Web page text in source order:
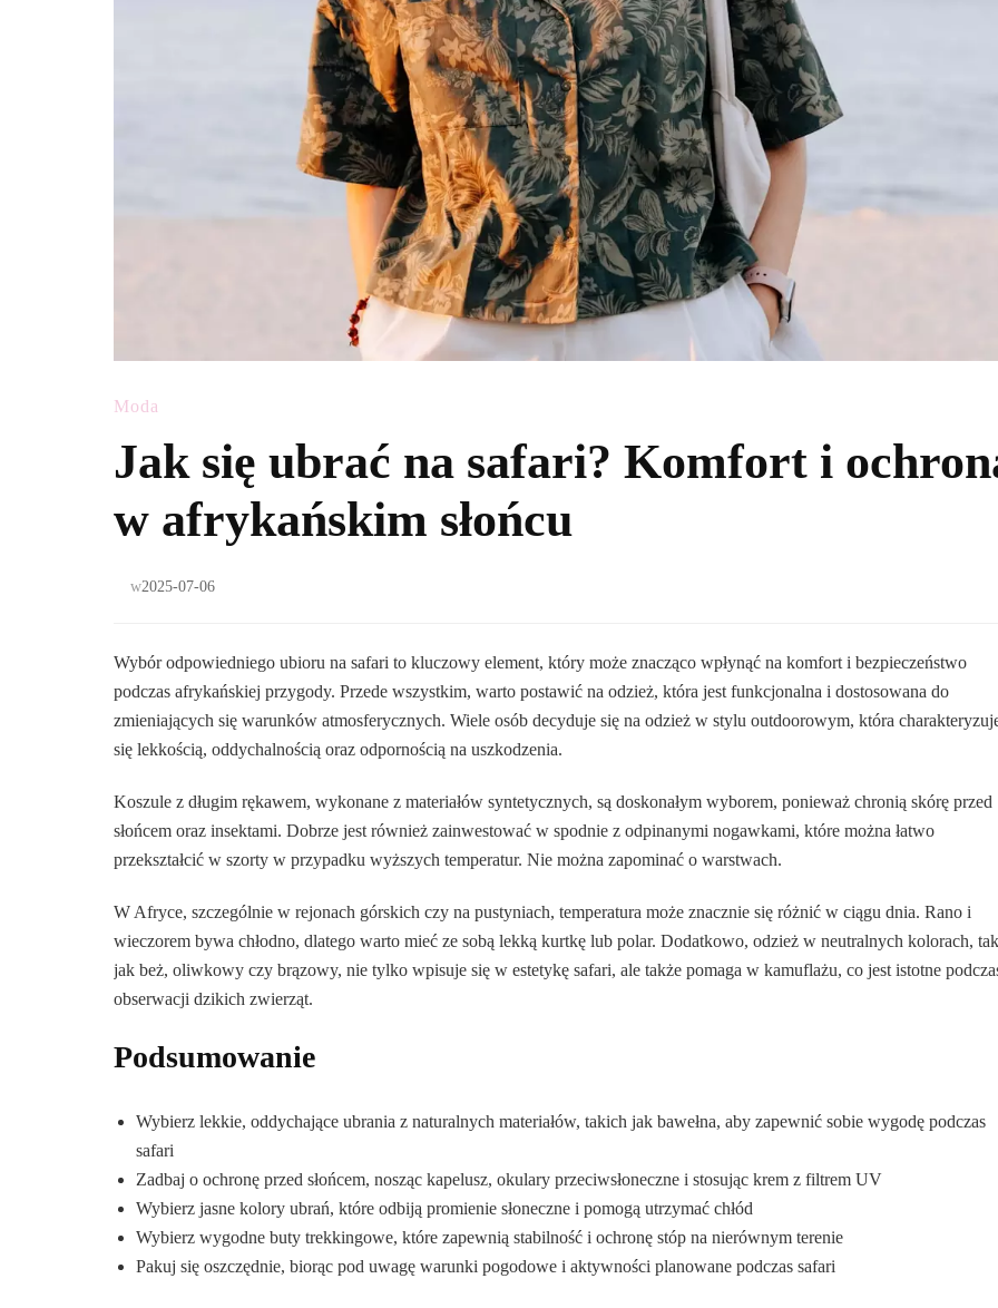
Moda
Jak się ubrać na safari? Komfort i
w afrykańskim słońcu
w2025-07-06
Wybór odpowiedniego ubioru na safari to kluczowy element, który może znacząco wpłynąć na komfort i bezpieczeństwo
podczas afrykańskiej przygody. Przede wszystkim, warto postawić na odzież, która jest funkcjonalna i dostosowana do
zmieniających się warunków atmosferycznych. Wiele osób decyduje się na odzież w stylu outdoorowym, która
się lekkością, oddychalnością oraz odpornością na uszkodzenia.
Koszule z długim rękawem, wykonane z materiałów syntetycznych, są doskonałym wyborem, ponieważ chronią skórę przed
słońcem oraz insektami. Dobrze jest również zainwestować w spodnie z odpinanymi nogawkami, które można łatwo
przekształcić w szorty w przypadku wyższych temperatur. Nie można zapominać o warstwach.
W Afryce, szczególnie w rejonach górskich czy na pustyniach, temperatura może znacznie się różnić w ciągu dnia. Rano i
wieczorem bywa chłodno, dlatego warto mieć ze sobą lekką kurtkę lub polar. Dodatkowo, odzież w neutralnych kolorach,
jak beż, oliwkowy czy brązowy, nie tylko wpisuje się w estetykę safari, ale także pomaga w kamuflażu, co jest istotne
obserwacji dzikich zwierząt.
Podsumowanie
Wybierz lekkie, oddychające ubrania z naturalnych materiałów, takich jak bawełna, aby zapewnić sobie wygodę podczas
safari
Zadbaj o ochronę przed słońcem, nosząc kapelusz, okulary przeciwsłoneczne i stosując krem z filtrem UV
Wybierz jasne kolory ubrań, które odbiją promienie słoneczne i pomogą utrzymać chłód
Wybierz wygodne buty trekkingowe, które zapewnią stabilność i ochronę stóp na nierównym terenie
Pakuj się oszczędnie, biorąc pod uwagę warunki pogodowe i aktywności planowane podczas safari